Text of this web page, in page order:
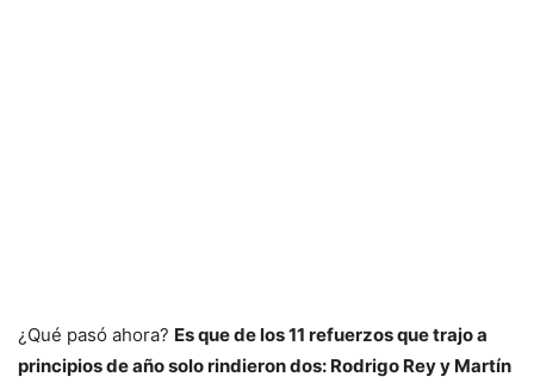
¿Qué pasó ahora? Es que de los 11 refuerzos que trajo a
principios de año solo rindieron dos: Rodrigo Rey y Martín